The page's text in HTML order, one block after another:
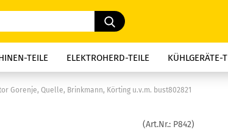
Suche...
TEILE ELEKTROHERD-TEILE KÜHLGERÄTE-
TEILE KAFFEE-GERÄTE-TEILE MIKROWELLEN-
Gorenje, Quelle, Brinkmann, Körting u.v.m. bust802821
(Art.Nr.: P842)